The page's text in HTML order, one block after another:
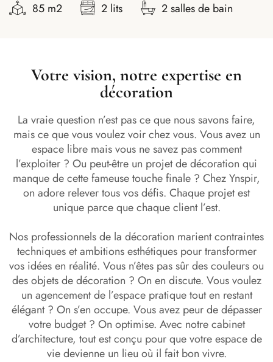
100 m2 2 lits 2 salles de bain
Votre vision, notre expertise en
décoration
La vraie question n’est pas ce que nous savons faire,
mais ce que vous voulez voir chez vous. Vous avez un
espace libre mais vous ne savez pas comment
l’exploiter ? Ou peut-être un projet de décoration qui
manque de cette fameuse touche finale ? Chez Ynspir,
on adore relever tous vos défis. Chaque projet est
unique parce que chaque client l’est.
Nos professionnels de la décoration marient contraintes
techniques et ambitions esthétiques pour transformer
vos idées en réalité. Vous n’êtes pas sûr des couleurs ou
des objets de décoration ? On en discute. Vous voulez
un agencement de l’espace pratique tout en restant
élégant ? On s’en occupe. Vous avez peur de dépasser
votre budget ? On optimise. Avec notre cabinet
d’architecture, tout est conçu pour que votre espace de
vie devienne un lieu où il fait bon vivre.